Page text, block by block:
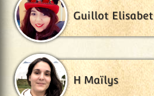
Guillot Elisabet
H Maïlys